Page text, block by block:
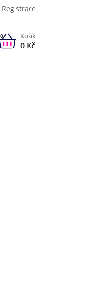
Registrace
0 Košík
0 Kč